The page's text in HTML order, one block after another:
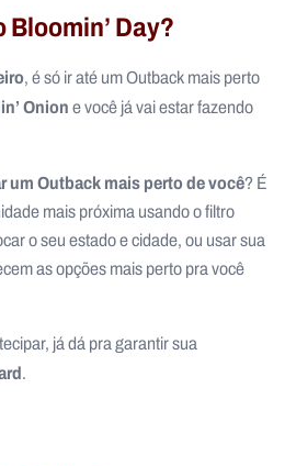
Day?
, é só ir até um Outback mais perto
Onione você já vai estar fazendo
um Outback mais perto de você? É
mais próxima usando o filtro
o seu estado e cidade, ou usar sua
as opções mais perto pra você
já dá pra garantir sua
.